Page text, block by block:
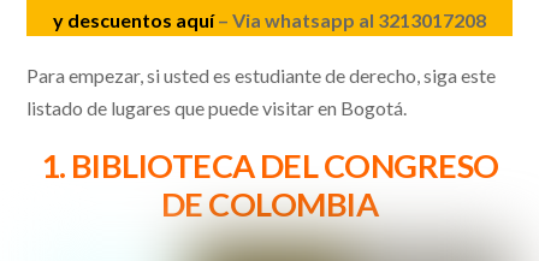
y descuentos aquí– Via whatsapp al 3213017208
Para empezar, si usted es estudiante de derecho, siga este
listado de lugares que puede visitar en Bogotá.
1. BIBLIOTECA DEL CONGRESO
DE COLOMBIA